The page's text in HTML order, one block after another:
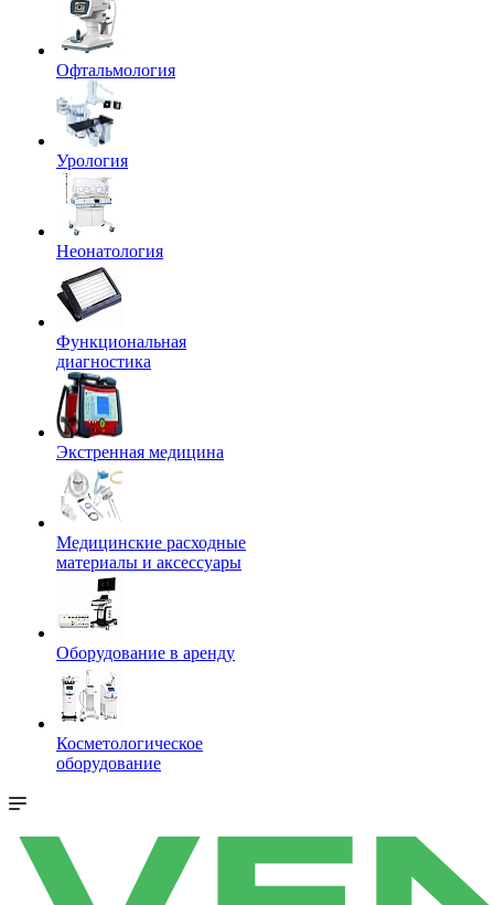
Офтальмология
Урология
Неонатология
Функциональная
диагностика
Экстренная медицина
Медицинские расходные
материалы и аксессуары
Оборудование в аренду
Косметологическое
оборудование